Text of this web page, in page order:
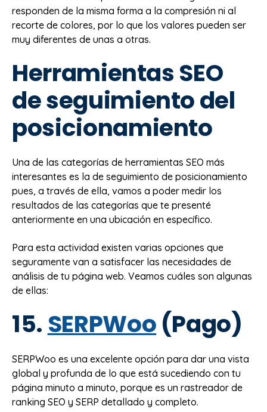
responden de la misma forma a la compresión ni al
recorte de colores, por lo que los valores pueden ser
muy diferentes de unas a otras.
Herramientas SEO
de seguimiento del
posicionamiento
Una de las categorías de herramientas SEO más
interesantes es la de seguimiento de posicionamiento
pues, a través de ella, vamos a poder medir los
resultados de las categorías que te presenté
anteriormente en una ubicación en específico.
Para esta actividad existen varias opciones que
seguramente van a satisfacer las necesidades de
análisis de tu página web. Veamos cuáles son algunas
de ellas:
15.SERPWoo(Pago)
SERPWoo es una excelente opción para dar una vista
global y profunda de lo que está sucediendo con tu
página minuto a minuto, porque es un rastreador de
ranking SEO y SERP detallado y completo.